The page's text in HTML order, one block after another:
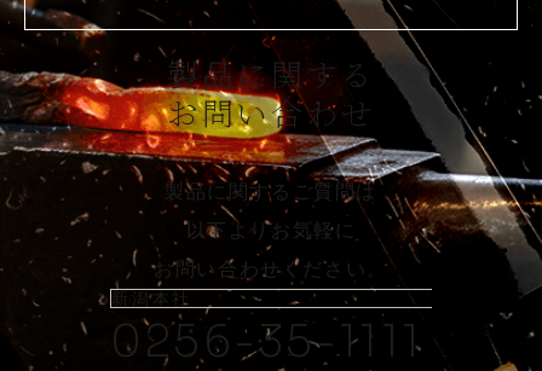
製品に関する
お問い合わせ
製品に関するご質問は
以下よりお気軽に
お問い合わせください。
新潟本社
0256-35-1111